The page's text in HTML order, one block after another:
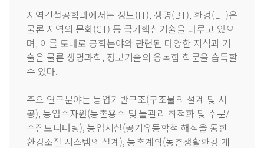
지역건설공학과에서는 정보(IT), 생명(BT), 환경(ET)은
물론 지역의 문화(CT) 등 국가핵심기술을 다루고 있으
며, 이를 토대로 공학분야와 관련된 다양한 지식과 기
술은 물론 생명과학, 정보기술의 융복합 학문을 습득할
수 있다.
주요 연구분야는 농업기반구조(구조물의 설계 및 시
공), 농업수자원(농촌용수 및 물관리 최적화 및 수문/
수질모니터링), 농업시설(공기유동학적 해석을 통한
환경조절 시스템의 설계), 농촌계획(농촌생활환경 개